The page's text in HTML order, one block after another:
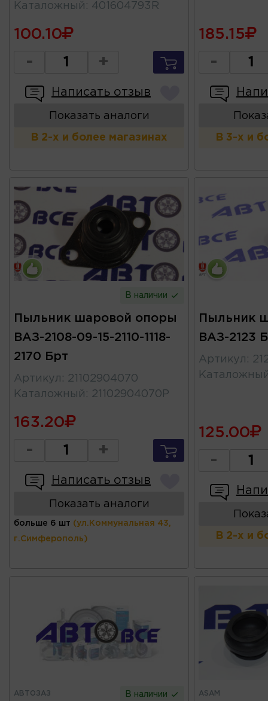
Каталожный : 401604793R
100.10
- +
Написать отзыв
Показать аналоги
В 2-х и более магазинах
185.15
-
В 3-х и
В наличии
Пыльник шаровой опоры
ВАЗ-2108-09-15-2110-1118-
2170 Брт
Артикул : 21102904070
Каталожный : 21102904070Р
163.20
- +
Написать отзыв
Показать аналоги
больше 6 шт (ул.Коммунальная 43,
г.Симферополь)
Пыльник
ВАЗ-2123
Артикул :
125.00
-
В 2-х и
АВТОЗАЗ В наличии ASAM